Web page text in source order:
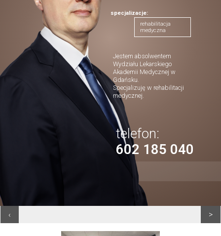
Jestem absolwentem
Wydziału Lekarskiego
Akademii Medycznej w
Gdańsku.
Specjalizuję w rehabilitacji
medycznej.
specjalizacje:
rehabilitacja
medyczna
telefon:
602 185 040
‹ >